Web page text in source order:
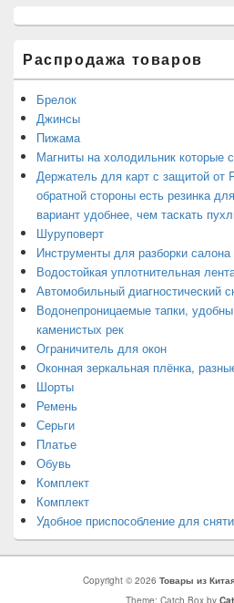
Распродажа товаров
Брелок
Джинсы
Пижама
Магниты на холодильник которые
Держатель для карт с защитой от
обратной стороны есть резинка
вариант удобнее, чем таскать
Шуруповерт
Инструменты для разборки салона
Водостойкая уплотнительная
Автомобильный диагностический
Водонепроницаемые тапки,
каменистых рек
Ограничитель для окон
Оконная зеркальная плёнка,
Шорты
Ремень
Серьги
Платье
Обувь
Комплект
Комплект
Удобное приспособление для
Copyright © 2026 Товары из
Theme: Catch Box by